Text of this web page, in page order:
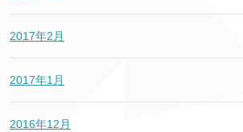
2017年2月
2017年1月
2016年12月